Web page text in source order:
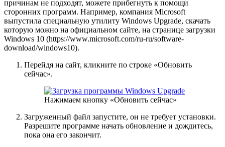
причинам не подходят, можете прибегнуть к помощи
сторонних программ. Например, компания Microsoft
выпустила специальную утилиту Windows Upgrade, скачать
которую можно на официальном сайте, на странице загрузки
Windows 10 (https://www.microsoft.com/ru-ru/software-
download/windows10).
Перейдя на сайт, кликните по строке «Обновить
сейчас».
Нажимаем кнопку «Обновить сейчас»
Загруженный файл запустите, он не требует установки.
Разрешите программе начать обновление и дождитесь,
пока она его закончит.